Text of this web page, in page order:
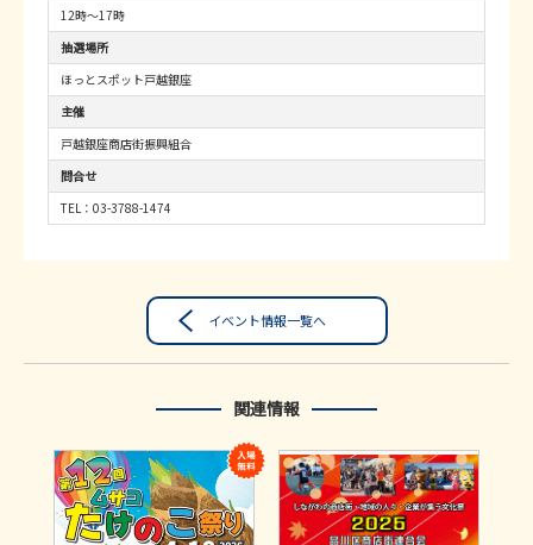
12時～17時
抽選場所
ほっとスポット戸越銀座
主催
戸越銀座商店街振興組合
問合せ
TEL：03-3788-1474
イベント情報一覧へ
関連情報